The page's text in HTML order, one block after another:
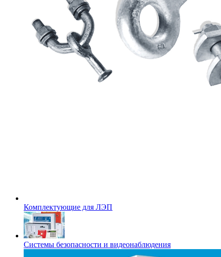
Комплектующие для ЛЭП
Системы безопасности и видеонаблюдения